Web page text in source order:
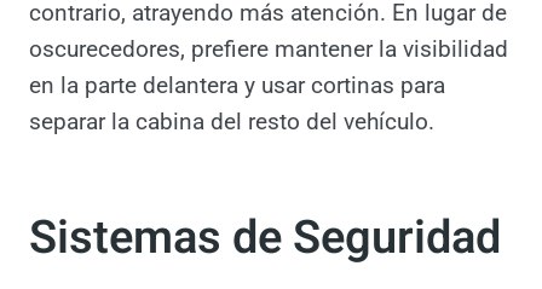
Muchos viajeros colocan oscurecedores en
sus vehículos para evitar que se vea el
interior. Sin embargo, esto puede tener un
efecto contrario, atrayendo más atención. En
cortinas para separar la cabina del resto del